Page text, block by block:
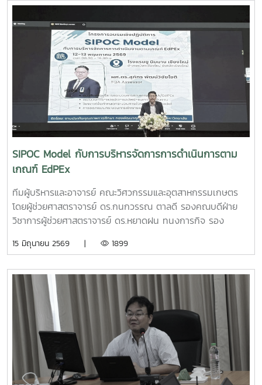
เหนือ) จังหวัดเชียงใหม่ ผลงาน“เครื่องสกัดกาแฟรูปแบบใหม่โดย
ใช้เทคโนโลยี PLU”สมาชิกทีม• นายอนุพงศ์ เขื่อนแก้วนักศึกษา
ปริญญาโท คณะวิศวกรรมและอุตสาหกรรมเกษตร• นายอาทิตย์
ด่านกระโทกนักศึกษาปริญญาโท คณะวิศวกรรมและอุตสาหกรรม
เกษตร• นายตันติกร กันนานักศึกษาปริญญาตรี คณะ
บริหารธุรกิจ• Nirmala Bhuvana Chandra
Ramisettyนักศึกษาปริญญาโท วิทยาลัยนานาชาติอาจารย์ที่
ปรึกษารองศาสตราจารย์ ดร.จตุรภัทร วาฤทธิ์คณะวิศวกรรมและ
อุตสาหกรรมเกษตรการแข่งขัน Startup Thailand League
2026 เป็นเวทีสำคัญในการส่งเสริมศักยภาพนักศึกษาด้าน
นวัตกรรมและการเป็นผู้ประกอบการรุ่นใหม่ โดยเปิดโอกาสให้
นักศึกษาได้นำเสนอแนวคิดธุรกิจและผลงานนวัตกรรมสู่การ
พัฒนาเชิงพาณิชย์ในระดับประเทศทั้งนี้ ทีม Coff Brew ได้รับ
คัดเลือกให้พัฒนาผลงานต้นแบบและเตรียมเข้าร่วมกิจกรรม
Demo Day ระหว่างวันที่ 25–27 มิถุนายน 2569 ณ ศูนย์การค้า
สยามพารากอน กรุงเทพมหานคร เพื่อจัดแสดงผลงานต่อนัก
ไปคณะวิศวกรรมและอุตสาหกรรมเกษตร ขอร่วมชื่นชมและภาค
นักศึกษา ที่สามารถต่อยอดองค์ความรู้สู่การสร้างนวัตกรรมและ
การเป็นผู้ประกอบการแห่งอนาคตได้อย่างโดดเด่นCr:อุทยาน
วิทยาศาสตร์เทคโนโลยีเกษตรและอาหาร Maejo Agro Food
Park
(MAP)https://www.facebook.com/share/18ZhSJ8uJx/
SIPOC Model กับการบริหารจัดการการดำเนินการตาม
เกณฑ์ EdPEx
ทีมผู้บริหารและอาจารย์ คณะวิศวกรรมและอุตสาหกรรมเกษตร
โดยผู้ช่วยศาสตราจารย์ ดร.กนกวรรณ ตาลดี รองคณบดีฝ่าย
วิชาการผู้ช่วยศาสตราจารย์ ดร.หยาดฝน ทนงการกิจ รอง
ดร.พิไลวรรณ พรประสิทธ์ ผู้ช่วยคณบดีฝ่ายบริหารและเทคโนโลยี
หลักสูตรวิศวกรรมศาสตรบัณฑิต สาขาวิศวกรรมอาหารเข้าร่วม
การอบรมเชิงปฏิบัติการ "SIPOC Model กับการบริหารจัดการ
การดำเนินการตามเกณฑ์ EdPEx" ใน วันที่ 12-13 พฤษภาคม
2569 ที่โรงแรมยูนิมมาน โดย ได้รับเกียรติจาก "ผู้ช่วย
ศาสตราจารย์ ดร.สุภัทร พัฒน์วิชัยโชติ" คณะวิศวกรรมศาสตร์
มหาวิทยาลัยเกษตรศาสตร์ เป็นวิทยากรการอบรมครั้งนี้ช่วยส่ง
เสริมให้บุคลากรนำความรู้ที่ได้ ใช้ในการวิเคราะห์ วางระบบและ
เชื่อมโยงกระบวนการ เพื่อมุ่งสู่ความเป็นเลิศขององค์กร
15 มิถุนายน 2569 | 1899